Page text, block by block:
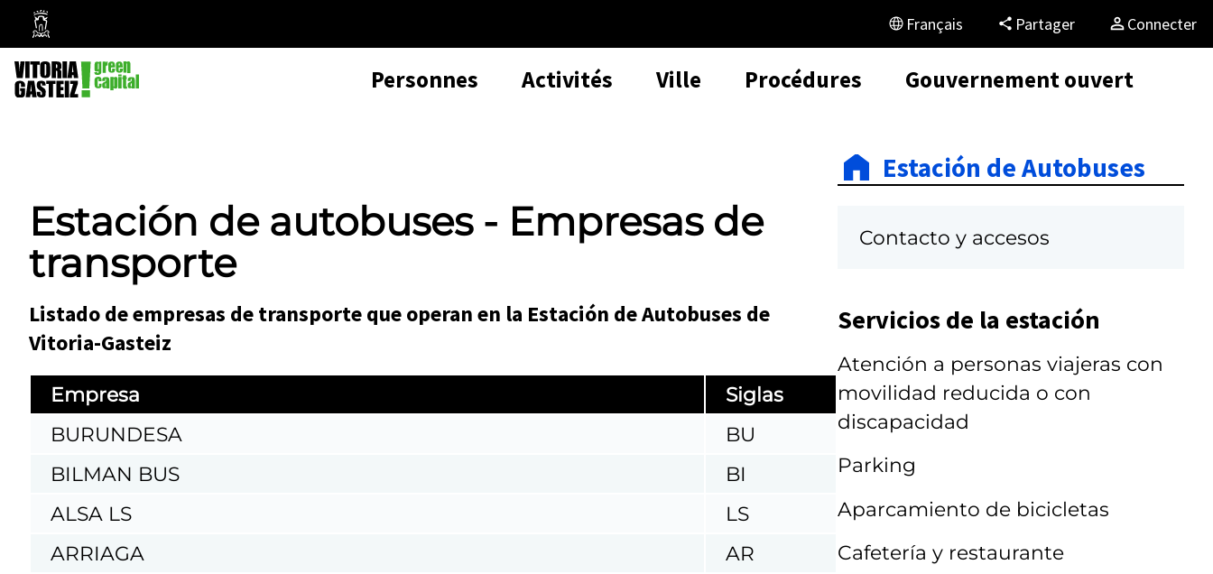
Mairie
de
Vitoria-
Gasteiz
Français Partager Connecter
Personnes Activités Ville Procédures Gouvernement ouvert
Estación de autobuses - Empresas de
transporte
Listado de empresas de transporte que operan en la Estación de Autobuses de
Vitoria-Gasteiz
Empresa
Siglas
BURUNDESA
BU
BILMAN BUS
BI
ALSA LS
LS
ARRIAGA
AR
Estación de Autobuses
Contacto y accesos
Servicios de la estación
Atención a personas viajeras con
movilidad reducida o con
discapacidad
Parking
Aparcamiento de bicicletas
Cafetería y restaurante